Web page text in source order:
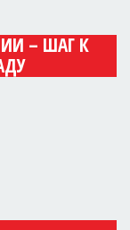
– ШАГ К